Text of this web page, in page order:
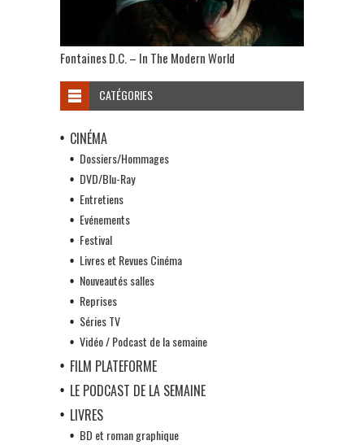
Fontaines D.C. – In The Modern World
CATÉGORIES
CINÉMA
Dossiers/Hommages
DVD/Blu-Ray
Entretiens
Evénements
Festival
Livres et Revues Cinéma
Nouveautés salles
Reprises
Séries TV
Vidéo / Podcast de la semaine
FILM PLATEFORME
LE PODCAST DE LA SEMAINE
LIVRES
BD et roman graphique